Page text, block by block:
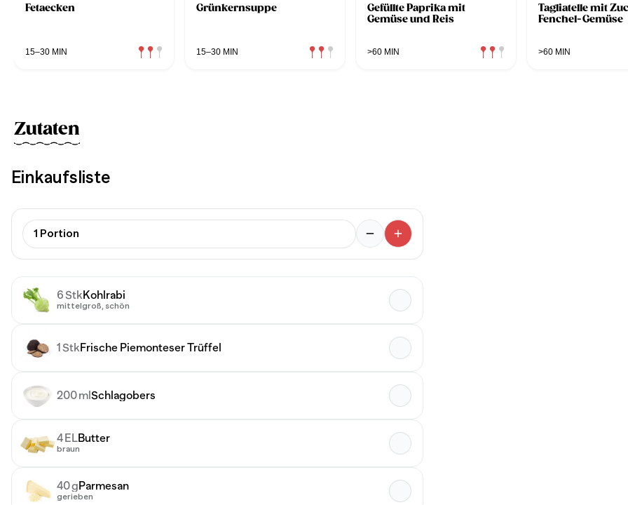
Fetaecken
15–30 MIN
Grünkernsuppe
15–30 MIN
Gefüllte Paprika mit
Gemüse und Reis
>60 MIN
Tagliatelle mit
Fenchel-Gemüse
>60 MIN
Zutaten